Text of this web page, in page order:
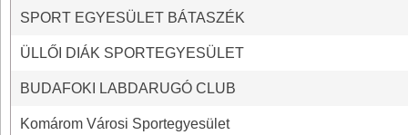
SPORT EGYESÜLET BÁTASZÉK
ÜLLŐI DIÁK SPORTEGYESÜLET
BUDAFOKI LABDARUGÓ CLUB
Komárom Városi Sportegyesület